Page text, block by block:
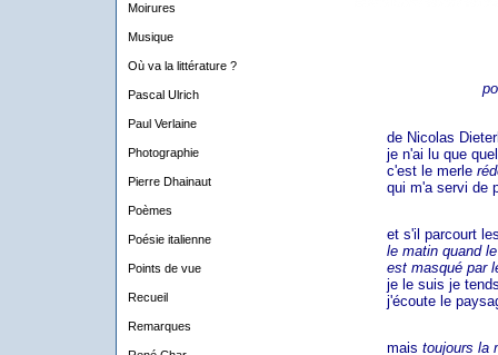
Moirures
Musique
Où va la littérature ?
Pascal Ulrich
Paul Verlaine
Photographie
Pierre Dhainaut
Poèmes
Poésie italienne
Points de vue
Recueil
Remarques
de Nicolas
je n'ai lu que
c'est le merle
qui m'a servi de
et s'il parcourt les
le matin quand le
est masqué par
je le suis je tends
j'écoute le
mais toujours la